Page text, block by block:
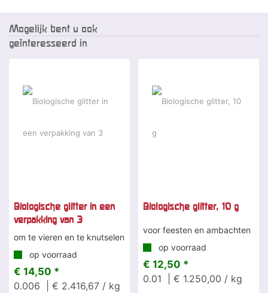
Mogelijk bent u ook
geïnteresseerd in
Biologische glitter in een
verpakking van 3
om te vieren en te knutselen
op voorraad
€ 14,50 *
0.006
| € 2.416,67 / kg
Biologische glitter, 10 g
voor feesten en ambachten
op voorraad
€ 12,50 *
0.01
| € 1.250,00 / kg